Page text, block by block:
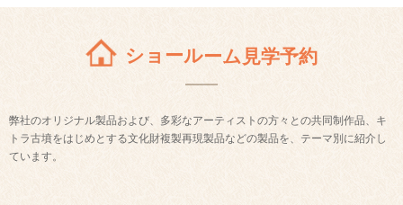
ショールーム見学予約
弊社のオリジナル製品および、多彩なアーティストの方々との共同制作品、キ
トラ古墳をはじめとする文化財複製再現製品などの製品を、テーマ別に紹介し
ています。